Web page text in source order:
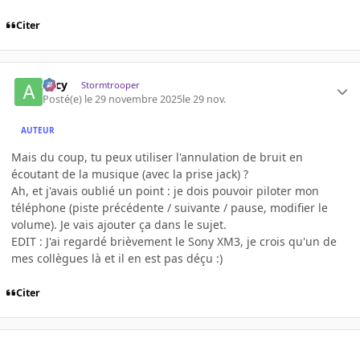
Citer
Arcy Stormtrooper
Posté(e) le 29 novembre 2025le 29 nov.
AUTEUR
Mais du coup, tu peux utiliser l'annulation de bruit en
écoutant de la musique (avec la prise jack) ?
Ah, et j'avais oublié un point : je dois pouvoir piloter mon
téléphone (piste précédente / suivante / pause, modifier le
volume). Je vais ajouter ça dans le sujet.
EDIT : J'ai regardé brièvement le Sony XM3, je crois qu'un de
mes collègues là et il en est pas déçu :)
Citer